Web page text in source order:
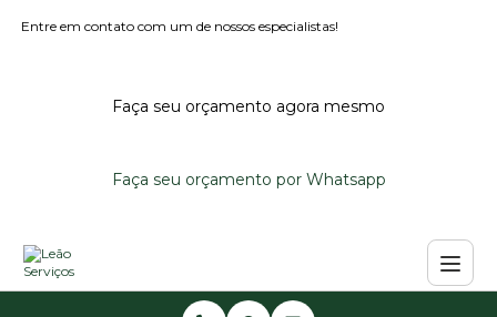
Entre em contato com um de nossos especialistas!
Faça seu orçamento agora mesmo
Faça seu orçamento por Whatsapp